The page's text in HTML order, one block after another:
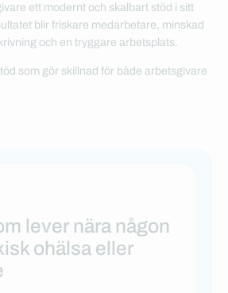
ett modernt och skalbart stöd i sitt
blir friskare medarbetare, minskad
och en tryggare arbetsplats.
som gör skillnad för både arbetsgivare
lever nära någon
ohälsa eller